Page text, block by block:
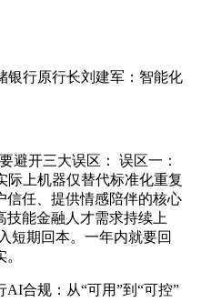
银行原行长刘建军：智能化
避开三大误区： 误区一：
际上机器仅替代标准化重复
信任、提供情感陪伴的核心
技能金融人才需求持续上
短期回本。一年内就要回
合规：从“可用”到“可控”